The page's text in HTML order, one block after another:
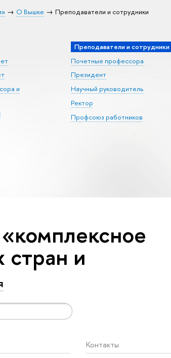
О Вышке Преподаватели и сотрудники
и
Преподаватели и сотрудники
Почетные профессора
Президент
Научный руководитель
Ректор
Профсоюз работников
стран и
Контакты